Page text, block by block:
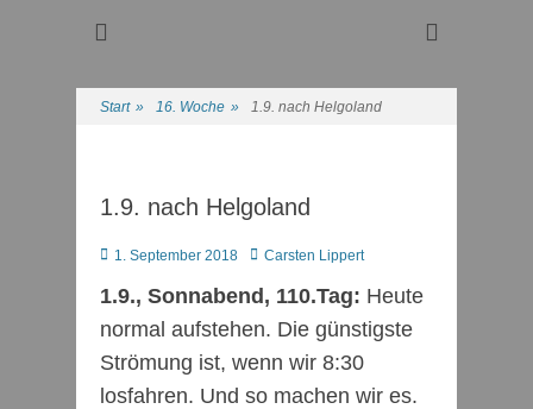
Wassersport-Verein
Regattasport und Wasserwandern - Freizeit mit der ganzen
Start » 16. Woche » 1.9. nach Helgoland
1.9. nach Helgoland
Posted
1. September 2018 AutorCarsten Lippert
1.9., Sonnabend, 110.Tag: Heute
normal aufstehen. Die günstigste
Strömung ist, wenn wir 8:30
losfahren. Und so machen wir es.